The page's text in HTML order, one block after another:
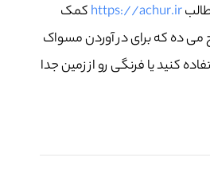
https://achur.irکمک
می ده که برای در آوردن مسواک
کنید یا فرنگی رو از زمین جدا